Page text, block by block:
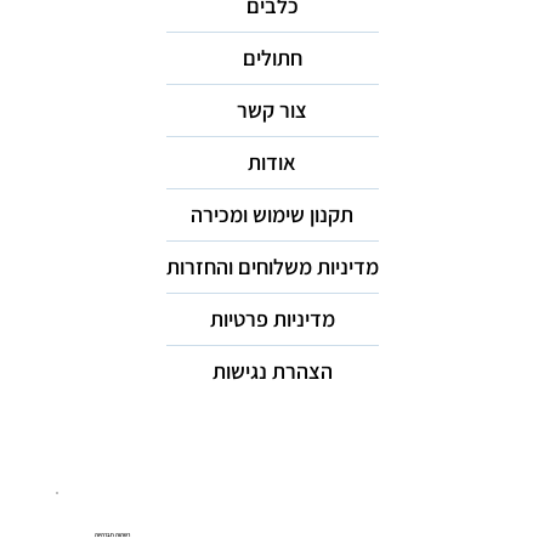
כלבים
חתולים
צור קשר
אודות
תקנון שימוש ומכירה
מדיניות משלוחים והחזרות
מדיניות פרטיות
הצהרת נגישות
רשתות חברתיות